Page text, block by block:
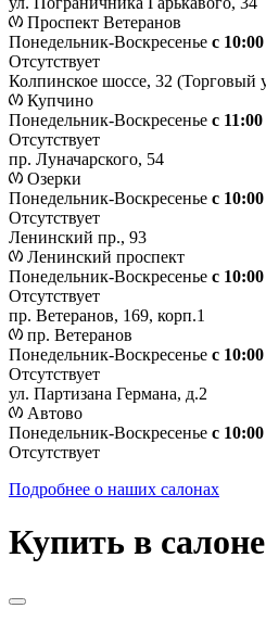
Проспект Ветеранов
Понедельник-Воскресенье с
Отсутствует
Колпинское шоссе, 32 (Торговый
Купчино
Понедельник-Воскресенье с
Отсутствует
пр. Луначарского, 54
Озерки
Понедельник-Воскресенье с
Отсутствует
Ленинский пр., 93
Ленинский проспект
Понедельник-Воскресенье с
Отсутствует
пр. Ветеранов, 169, корп.1
пр. Ветеранов
Понедельник-Воскресенье с
Отсутствует
ул. Партизана Германа, д.2
Автово
Понедельник-Воскресенье с
Отсутствует
Подробнее о наших салонах
Купить в салоне